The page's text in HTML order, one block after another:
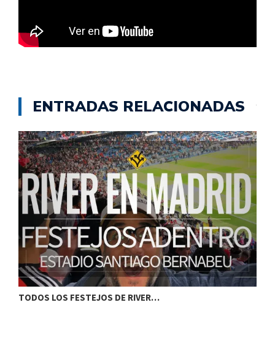
ENTRADAS RELACIONADAS
TODOS LOS FESTEJOS DE RIVER…